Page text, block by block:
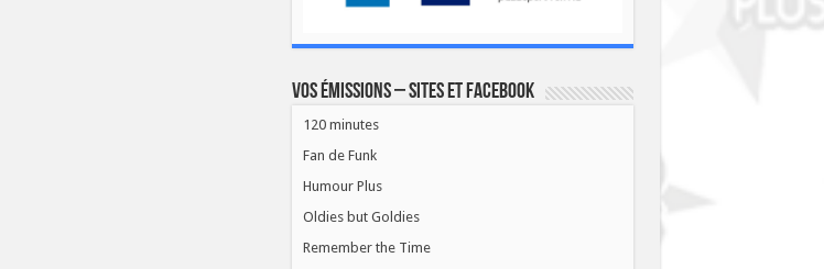
Vos émissions – Sites et Facebook
120 minutes
Fan de Funk
Humour Plus
Oldies but Goldies
Remember the Time